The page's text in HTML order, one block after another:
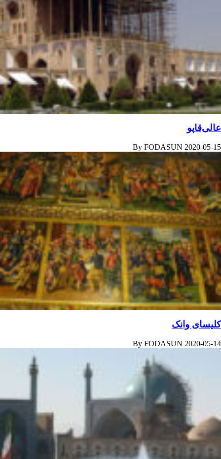
عالی‌قاپو
By FODASUN 2020-05-15
کلیسای وانک
By FODASUN 2020-05-14